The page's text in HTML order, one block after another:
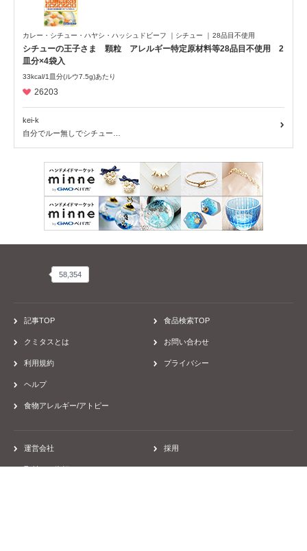
NEWS
PR
回収情報
読み物
商品ピックアップ
アレルギーSTORY
レシピ
病院